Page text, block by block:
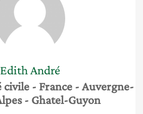
Edith André
civile - France - Auvergne-
- Ghatel-Guyon